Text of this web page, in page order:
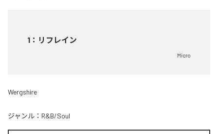
1 ： リフレイン
Micro
Wergshire
ジャンル： R&B/Soul